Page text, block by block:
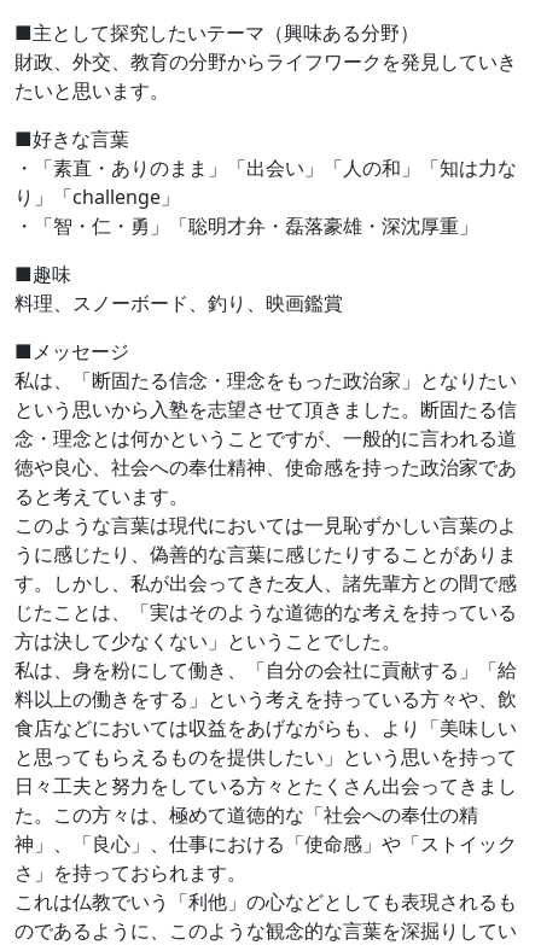
■主として探究したいテーマ（興味ある分野）
財政、外交、教育の分野からライフワークを発見していき
たいと思います。
■好きな言葉
・「素直・ありのまま」「出会い」「人の和」「知は力な
り」「challenge」
・「智・仁・勇」「聡明才弁・磊落豪雄・深沈厚重」
■趣味
料理、スノーボード、釣り、映画鑑賞
■メッセージ
私は、「断固たる信念・理念をもった政治家」となりたい
という思いから入塾を志望させて頂きました。断固たる信
念・理念とは何かということですが、一般的に言われる道
徳や良心、社会への奉仕精神、使命感を持った政治家であ
ると考えています。
このような言葉は現代においては一見恥ずかしい言葉のよ
うに感じたり、偽善的な言葉に感じたりすることがありま
す。しかし、私が出会ってきた友人、諸先輩方との間で感
じたことは、「実はそのような道徳的な考えを持っている
方は決して少なくない」ということでした。
私は、身を粉にして働き、「自分の会社に貢献する」「給
料以上の働きをする」という考えを持っている方々や、飲
食店などにおいては収益をあげながらも、より「美味しい
と思ってもらえるものを提供したい」という思いを持って
日々工夫と努力をしている方々とたくさん出会ってきまし
た。この方々は、極めて道徳的な「社会への奉仕の精
神」、「良心」、仕事における「使命感」や「ストイック
さ」を持っておられます。
これは仏教でいう「利他」の心などとしても表現されるも
のであるように、このような観念的な言葉を深掘りしてい